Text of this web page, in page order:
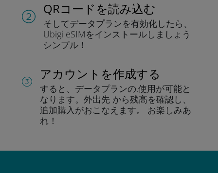
QRコードを読み込む
そしてデータプランを有効化したら、
Ubigi eSIMをインストールしま しょう
シンプル！
アカウントを作成する
すると、データプランの.使用が可能と
なります。 外出先 から残高を確認し、
追加購入がおこなえます。
お楽しみあ
れ！